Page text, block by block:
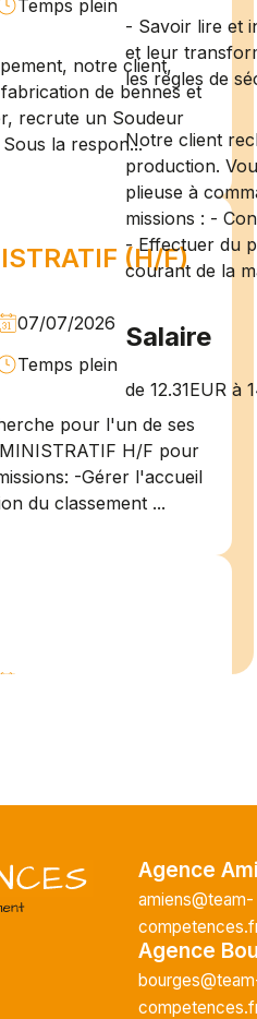
Temps plein
notre client,
de bennes et
recrute un Soudeur
la respon...
(H/F)
07/07/2026
Temps plein
pour l'un de ses
H/F pour
-Gérer l'accueil
du classement ...
un Menuisier H.F en
une structure majeur...
H/F
- Savoir lire et
et leur
les règles de
Notre client
production.
plieuse à
missions : -
- Effectuer du
courant de la
Salaire
de 12.31EUR à
Agence
amiens@team-
Agence